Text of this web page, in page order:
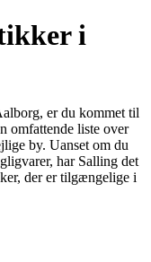
i
er du kommet til
omfattende liste over
by. Uanset om du
har Salling det
der er tilgængelige i